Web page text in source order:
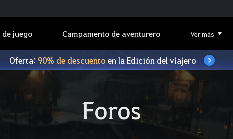
juego Campamento de aventurero Ver más
Oferta: 90% de descuentoen la Edición del viajero
Foros